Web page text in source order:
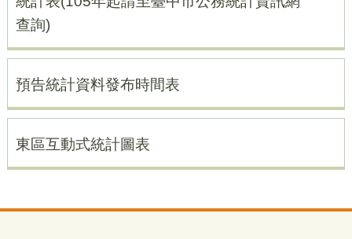
查詢)
預告統計資料發布時間表
東區互動式統計圖表